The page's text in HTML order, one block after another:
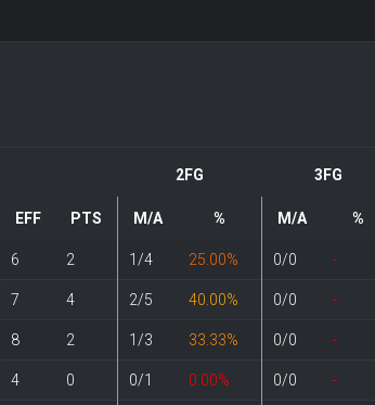
2FG 3FG
EFF PTS M/A % M/A %
6 2 1/4 25.00% 0/0 -
7 4 2/5 40.00% 0/0 -
8 2 1/3 33.33% 0/0 -
4 0 0/1 0.00% 0/0 -